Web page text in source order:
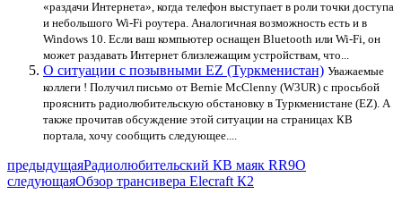
«раздачи Интернета», когда телефон выступает в роли точки доступа
и небольшого Wi-Fi роутера. Аналогичная возможность есть и в
Windows 10. Если ваш компьютер оснащен Bluetooth или Wi-Fi, он
может раздавать Интернет близлежащим устройствам, что...
О ситуации с позывными EZ (Туркменистан) Уважаемые
коллеги ! Получил письмо от Bernie McClenny (W3UR) c просьбой
прояснить радиолюбительскую обстановку в Туркменистане (EZ). А
также прочитав обсуждение этой ситуации на страницах КВ
портала, хочу сообщить следующее....
предыдущаяРадиолюбительский КВ маяк RR9O
следующаяОбзор трансивера Elecraft К2